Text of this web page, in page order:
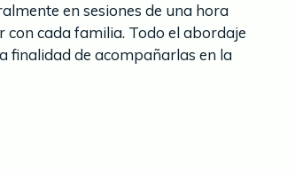
en sesiones de una hora
con cada familia. Todo el abordaje
finalidad de acompañarlas en la